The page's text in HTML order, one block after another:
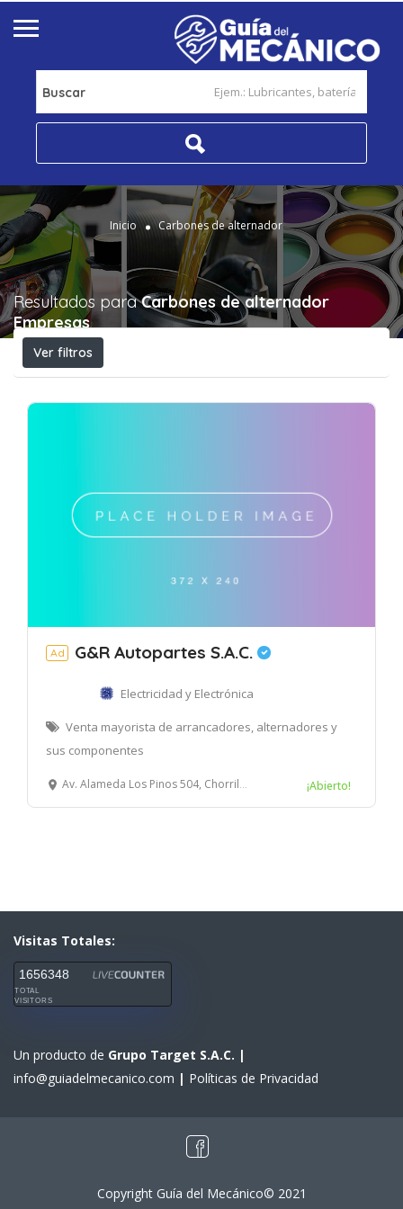
Buscar
Inicio Carbones de alternador
Resultados paraCarbones de alternador
Empresas
Ver filtros
Ad G&R Autopartes S.A.C.
Electricidad y Electrónica
Venta mayorista de arrancadores, alternadores y
sus componentes
Av. Alameda Los Pinos 504, Chorrillos, Lima, Perú ¡Abierto!
Visitas Totales:
1656348
TOTAL
VISITORS
Un producto de Grupo Target S.A.C. |
info@guiadelmecanico.com | Políticas de Privacidad
Copyright Guía del Mecánico© 2021